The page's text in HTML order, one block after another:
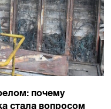
почему
стала вопросом